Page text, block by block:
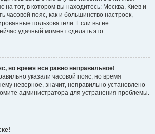
на тот, в котором вы находитесь: Москва, Киев и
часовой пояс, как и большинство настроек,
пользователи. Если вы не
удачный момент сделать это.
но время всё равно неправильное!
указали часовой пояс, но время
неверное, значит, неправильно установлено
администратора для устранения проблемы.